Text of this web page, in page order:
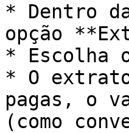
* Dentro
opção
* Escolha
* O
pagas, o
(como